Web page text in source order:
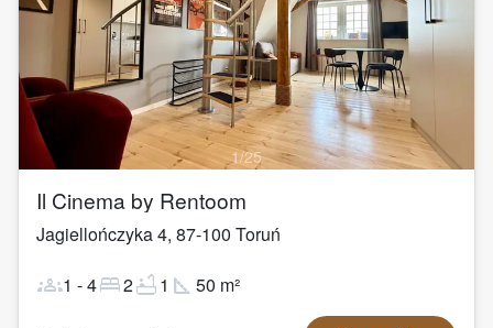
1/25
Il Cinema by Rentoom
Jagiellończyka 4, 87-100 Toruń
groups1 -4bed2bathtub1 square_foot 50 m²